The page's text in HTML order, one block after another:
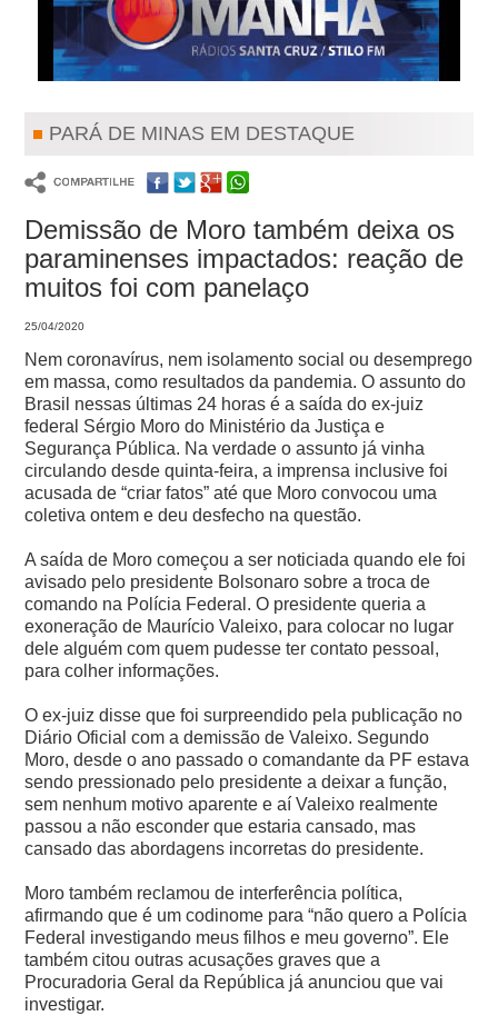
PARÁ DE MINAS EM DESTAQUE
Demissão de Moro também deixa os
paraminenses impactados: reação de
muitos foi com panelaço
25/04/2020
Nem coronavírus, nem isolamento social ou desemprego
em massa, como resultados da pandemia. O assunto do
Brasil nessas últimas 24 horas é a saída do ex-juiz
federal Sérgio Moro do Ministério da Justiça e
Segurança Pública. Na verdade o assunto já vinha
circulando desde quinta-feira, a imprensa inclusive foi
acusada de “criar fatos” até que Moro convocou uma
coletiva ontem e deu desfecho na questão.
A saída de Moro começou a ser noticiada quando ele foi
avisado pelo presidente Bolsonaro sobre a troca de
comando na Polícia Federal. O presidente queria a
exoneração de Maurício Valeixo, para colocar no lugar
dele alguém com quem pudesse ter contato pessoal,
para colher informações.
O ex-juiz disse que foi surpreendido pela publicação no
Diário Oficial com a demissão de Valeixo. Segundo
Moro, desde o ano passado o comandante da PF estava
sendo pressionado pelo presidente a deixar a função,
sem nenhum motivo aparente e aí Valeixo realmente
passou a não esconder que estaria cansado, mas
cansado das abordagens incorretas do presidente.
Moro também reclamou de interferência política,
afirmando que é um codinome para “não quero a Polícia
Federal investigando meus filhos e meu governo”. Ele
também citou outras acusações graves que a
Procuradoria Geral da República já anunciou que vai
investigar.